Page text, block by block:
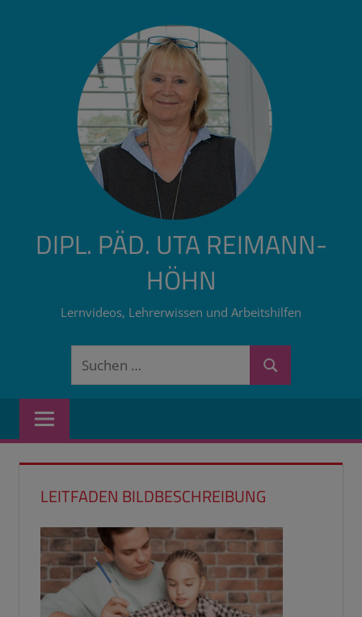
DIPL. PÄD. UTA REIMANN-
HÖHN
Lernvideos, Lehrerwissen und Arbeitshilfen
Suchen
Suchen
LEITFADEN BILDBESCHREIBUNG